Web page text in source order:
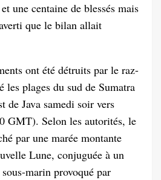
une centaine de blessés mais
que le bilan allait
ont été détruits par le raz-
les plages du sud de Sumatra
de Java samedi soir vers
GMT). Selon les autorités, le
par une marée montante
Lune, conjuguée à un
marin provoqué par